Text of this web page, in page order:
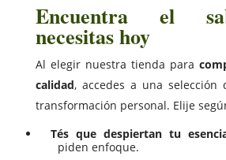
Encuentra el
necesitas hoy
Al elegir nuestra tienda para
calidad, accedes a una selección
transformación personal. Elije
Tés que despiertan tu
piden enfoque.